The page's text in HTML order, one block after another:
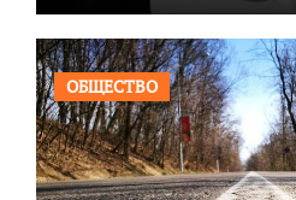
ОБЩЕСТВО